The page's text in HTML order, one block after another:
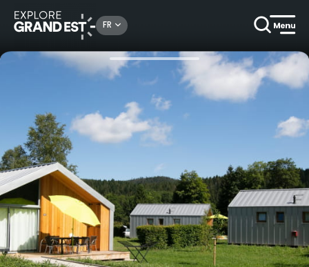
FR
Campings & locatifs de plein air Villas du Camping Domaine de Longemer